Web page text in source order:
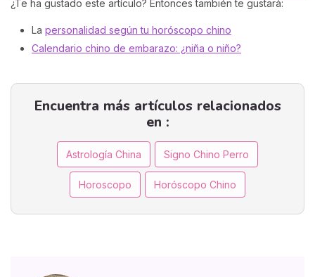
¿Te ha gustado este artículo? Entonces también te gustará:
La personalidad según tu horóscopo chino
Calendario chino de embarazo: ¿niña o niño?
Encuentra más artículos relacionados
en :
Astrología China Signo Chino Perro
Horoscopo Horóscopo Chino